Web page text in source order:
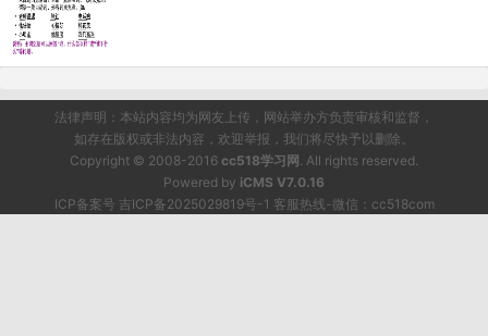
法律声明：本站内容均为网友上传，网站举办方负责审核和监督，
如存在版权或非法内容，欢迎举报，我们将尽快予以删除。
Copyright © 2008-2016 cc518学习网 . All rights reserved.
Powered by iCMS V7.0.16
ICP备案号 吉ICP备2025029819号-1 客服热线-微信：cc518com